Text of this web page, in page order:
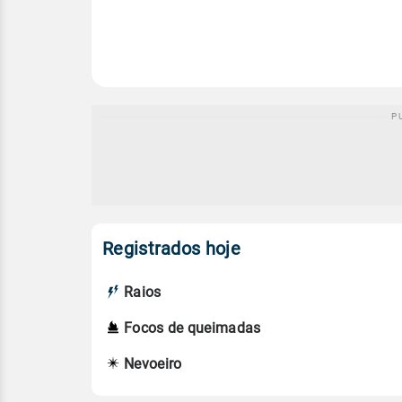
Registrados hoje
Raios
Focos de queimadas
Nevoeiro